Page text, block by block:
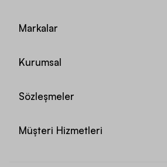
Markalar
Kurumsal
Sözleşmeler
Müşteri Hizmetleri